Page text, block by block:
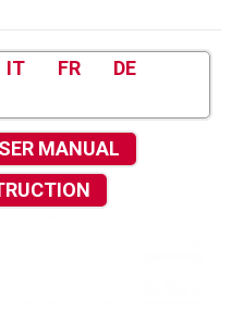
IT FR
DE
MANUAL